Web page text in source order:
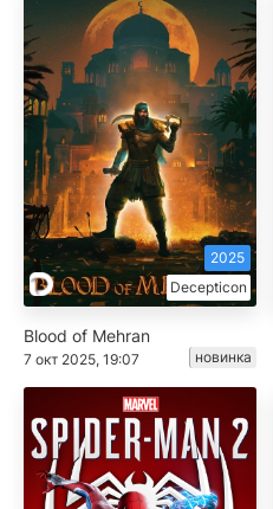
Decepticon
2025
Blood of Mehran
7 окт 2025, 19:07 новинка